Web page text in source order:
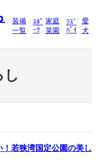
装備
一覧
ｽﾎﾟ
ｰﾂ
家庭
菜園
ﾗｽﾞ
ﾊﾟｲ
愛
犬
し
若狭湾国定公園の美し